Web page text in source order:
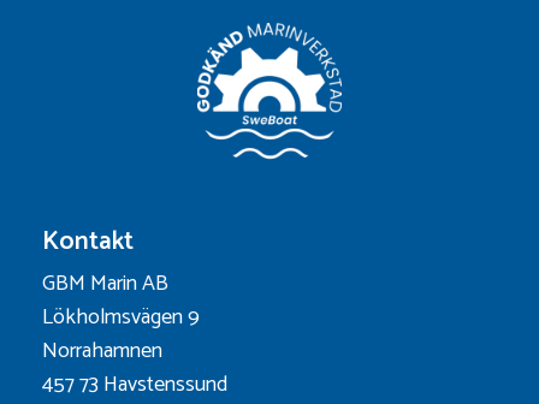
Kontakt
GBM Marin AB
Lökholmsvägen 9
Norrahamnen
457 73 Havstenssund